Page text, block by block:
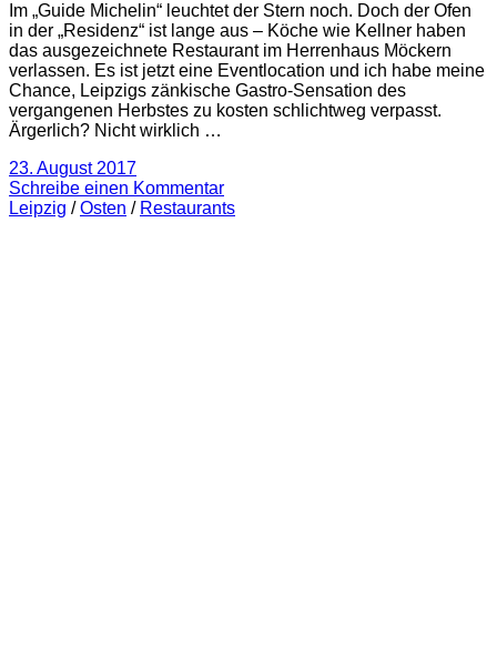
Im „Guide Michelin“ leuchtet der Stern noch. Doch der Ofen
in der „Residenz“ ist lange aus – Köche wie Kellner haben
das ausgezeichnete Restaurant im Herrenhaus Möckern
verlassen. Es ist jetzt eine Eventlocation und ich habe meine
Chance, Leipzigs zänkische Gastro-Sensation des
vergangenen Herbstes zu kosten schlichtweg verpasst.
Ärgerlich? Nicht wirklich …
23. August 2017
Schreibe einen Kommentar
Leipzig /Osten / Restaurants